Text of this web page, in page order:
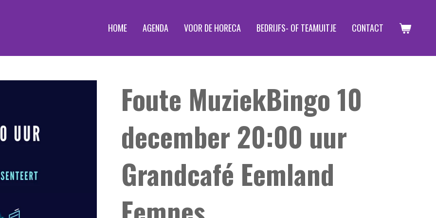
HOME AGENDA VOOR DE HORECA BEDRIJFS- OF TEAMUITJE CONTACT
Foute MuziekBingo 10
december 20:00 uur
Grandcafé Eemland